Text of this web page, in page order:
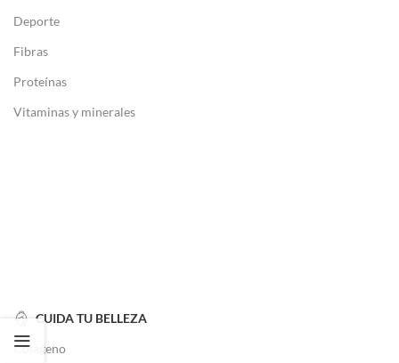
Deporte
Fibras
Proteínas
Vitaminas y minerales
CUIDA TU BELLEZA
Colágeno